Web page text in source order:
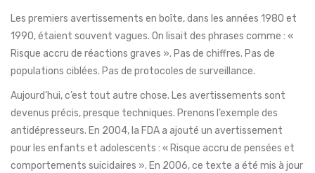
Les premiers avertissements en boîte, dans les années 1980 et
1990, étaient souvent vagues. On lisait des phrases comme : «
Risque accru de réactions graves ». Pas de chiffres. Pas de
populations ciblées. Pas de protocoles de surveillance.
Aujourd’hui, c’est tout autre chose. Les avertissements sont
devenus précis, presque techniques. Prenons l’exemple des
antidépresseurs. En 2004, la FDA a ajouté un avertissement
pour les enfants et adolescents : « Risque accru de pensées et
comportements suicidaires ». En 2006, ce texte a été mis à jour